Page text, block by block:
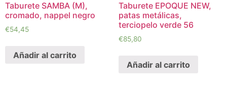
Taburete SAMBA (M),
cromado, nappel negro
€54,45
Añadir al carrito
Taburete EPOQUE NEW,
patas metálicas,
terciopelo verde 56
€85,80
Añadir al carrito